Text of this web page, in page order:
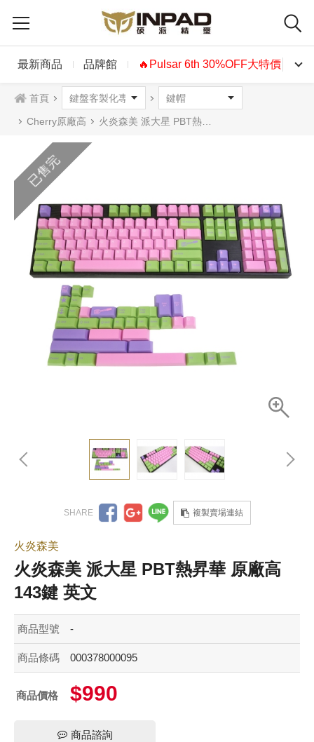
最新商品 品牌館 🔥Pulsar 6th 30%OFF大特價🔥
首頁
Cherry原廠高 火炎森美 派大星 PBT熱昇華 原廠高 143鍵 英文
已售完
複製賣場連結
火炎森美
火炎森美 派大星 PBT熱昇華 原廠高
143鍵 英文
商品型號 -
商品條碼 000378000095
商品價格 $990
商品諮詢